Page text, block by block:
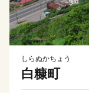
しらぬかちょう
白糠町